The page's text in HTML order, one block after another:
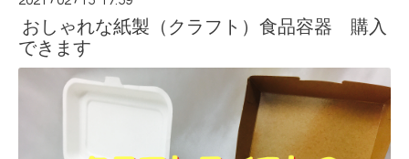
おしゃれな紙製（クラフト）食品容器 購入
できます